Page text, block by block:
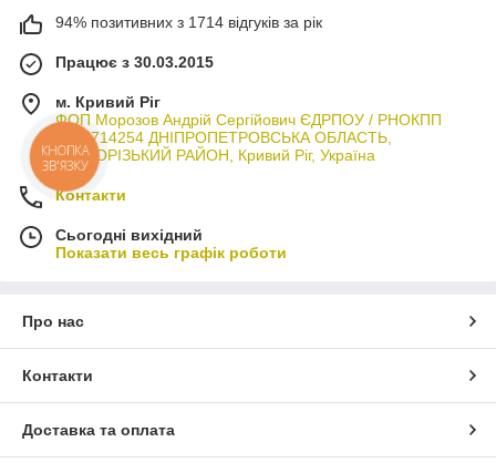
94% позитивних з 1714 відгуків за рік
Працює з 30.03.2015
м. Кривий Ріг
ФОП Морозов Андрій Сергійович ЄДРПОУ / РНОКПП
3044714254 ДНІПРОПЕТРОВСЬКА ОБЛАСТЬ,
КРИВОРІЗЬКИЙ РАЙОН, Кривий Ріг, Україна
Контакти
Сьогодні вихідний
Показати весь графік роботи
Про нас
Контакти
Доставка та оплата
КНОПКА
ЗВ'ЯЗКУ